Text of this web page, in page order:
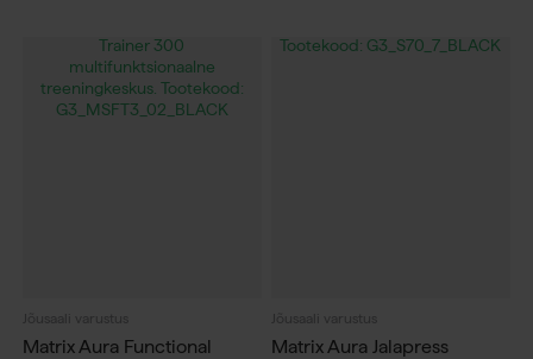
Jõusaali varustus
Matrix Aura Functional
Jõusaali varustus
Matrix Aura Jalapress